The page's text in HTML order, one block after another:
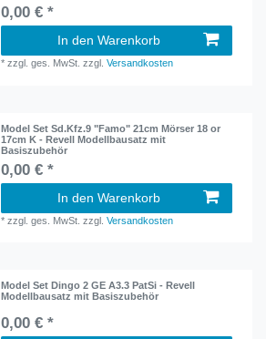
0,00 € *
In den Warenkorb
*zzgl. ges. MwSt. zzgl.Versandkosten
Model Set Sd.Kfz.9 "Famo" 21cm Mörser 18 or
17cm K - Revell Modellbausatz mit
Basiszubehör
0,00 € *
In den Warenkorb
*zzgl. ges. MwSt. zzgl.Versandkosten
Model Set Dingo 2 GE A3.3 PatSi - Revell
Modellbausatz mit Basiszubehör
0,00 € *